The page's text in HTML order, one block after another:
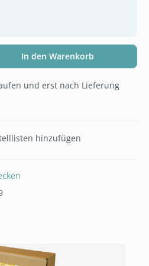
den gewünschten
In den Warenkorb
und erst nach Lieferung
hinzufügen